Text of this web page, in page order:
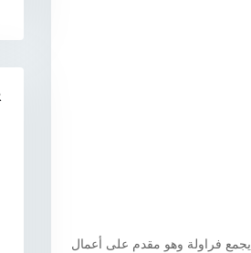
فراولة وهو مقدم على أعمال